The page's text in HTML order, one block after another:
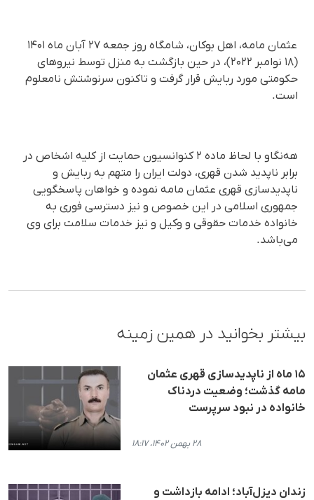
عثمان مامه، اهل بوکان، شامگاه روز جمعه ٢٧ آبان ماه ۱۴۰۱
(۱۸ نوامبر ۲۰۲۲)، در حین بازگشت به منزل توسط نیروهای
حکومتی مورد ربایش قرار گرفت و تاکنون سرنوشتش نامعلوم
است.
هه‌نگاو با لحاظ ماده ۲ کنوانسیون حمایت از کلیه اشخاص در
برابر ناپدید شدن قهری، دولت ایران را متهم به ربایش و
ناپدیدسازی قهری عثمان مامه نموده و خواهان پاسخگویی
جمهوری اسلامی در این خصوص و نیز دسترسی فوری به
خانواده خدمات حقوقی و وکیل و نیز خدمات سلامت برای وی
می‌باشد.
بیشتر بخوانید در همین زمینه
۱۵ ماه از ناپدیدسازی قهری عثمان
مامه گذشت؛ وضعیت دردناک
خانواده در نبود سرپرست
۲۸ بهمن ۱۴۰۲، ۱۸:۱۷
زندان دیزل‌آباد؛ ادامه بازداشت و